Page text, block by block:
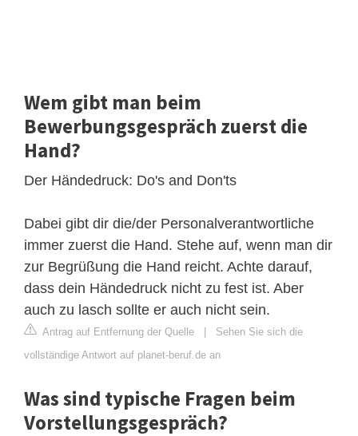
Wem gibt man beim
Bewerbungsgespräch zuerst die
Hand?
Der Händedruck: Do's and Don'ts
Dabei gibt dir die/der Personalverantwortliche
immer zuerst die Hand. Stehe auf, wenn man dir
zur Begrüßung die Hand reicht. Achte darauf,
dass dein Händedruck nicht zu fest ist. Aber
auch zu lasch sollte er auch nicht sein.
Antrag auf Entfernung der Quelle | Sehen Sie sich die
vollständige Antwort auf planet-beruf.de an
Was sind typische Fragen beim
Vorstellungsgespräch?